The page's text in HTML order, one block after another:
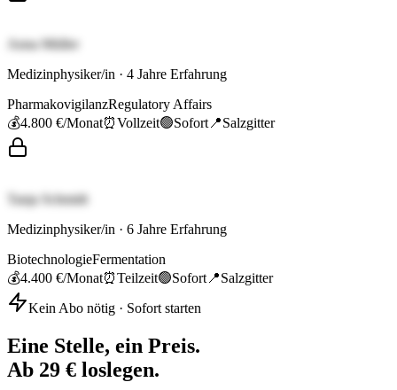
Anna Müller
Medizinphysiker/in · 4 Jahre Erfahrung
PharmakovigilanzRegulatory Affairs
💰4.800 €/Monat⏰Vollzeit🟢Sofort 📍Salzgitter
Tanja Schmidt
Medizinphysiker/in · 6 Jahre Erfahrung
BiotechnologieFermentation
💰4.400 €/Monat⏰Teilzeit🟢Sofort 📍Salzgitter
Kein Abo nötig · Sofort starten
Eine Stelle, ein Preis.
Ab 29 € loslegen.